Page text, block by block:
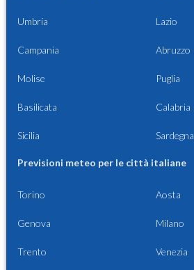
Umbria Lazio
Campania Abruzzo
Molise Puglia
Basilicata Calabria
Sicilia Sardegna
Previsioni meteo per le città italiane
Torino Aosta
Genova Milano
Trento Venezia